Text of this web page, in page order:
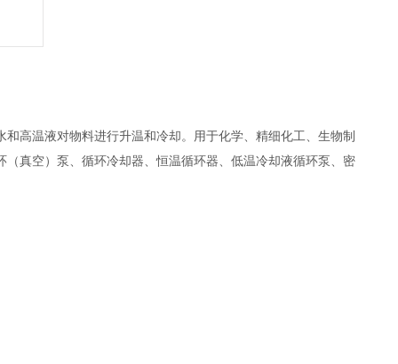
高温液对物料进行升温和冷却。用于化学、精细化工、生物制
真空）泵、循环冷却器、恒温循环器、低温冷却液循环泵、密